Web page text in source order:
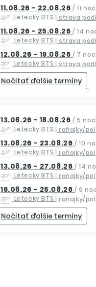
11.08.26 - 22.08.26 / 11
Letecky BTS | strava
11.08.26 - 25.08.26 / 14
Letecky BTS | strava
12.08.26 - 19.08.26 / 7
Letecky BTS | strava
Načítať ďalšie termíny
13.08.26 - 18.08.26 / 5
Letecky BTS | raňajky/
13.08.26 - 23.08.26 / 10
Letecky BTS | raňajky/
13.08.26 - 27.08.26 / 14
Letecky BTS | raňajky/
16.08.26 - 25.08.26 / 9
Letecky BTS | raňajky/
Načítať ďalšie termíny